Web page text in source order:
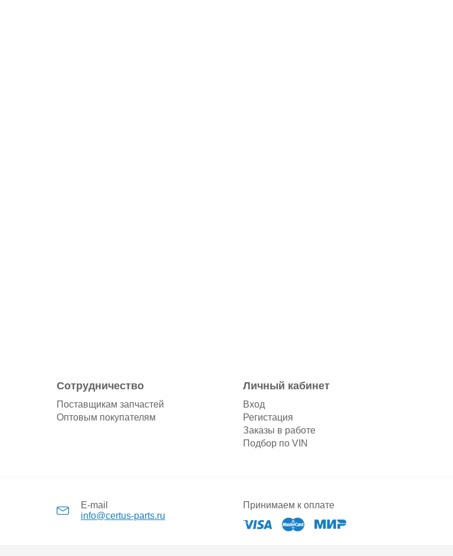
Сотрудничество
Поставщикам запчастей
Оптовым покупателям
Личный кабинет
Вход
Регистация
Заказы в работе
Подбор по VIN
E-mail
info@certus-parts.ru
Принимаем к оплате